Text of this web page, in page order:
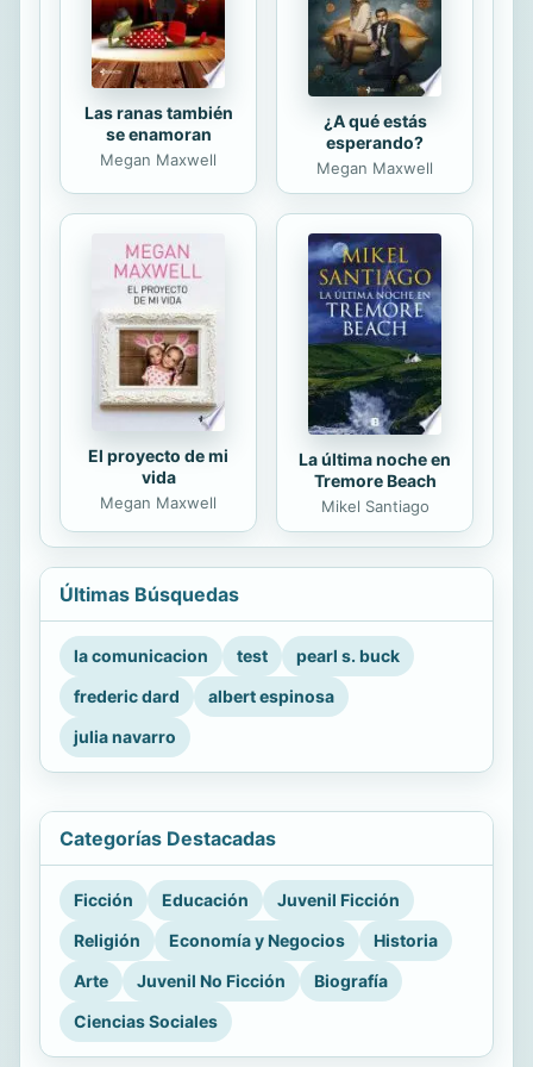
demos cuenta, que todos lo somos.
Las ranas también
se enamoran
Megan Maxwell
¿A qué estás
esperando?
Megan Maxwell
El proyecto de mi
vida
Megan Maxwell
La última noche en
Tremore Beach
Mikel Santiago
Últimas Búsquedas
la comunicacion test
pearl s. buck
frederic dard
albert espinosa
julia navarro
Categorías Destacadas
Ficción Educación
Juvenil Ficción
Religión
Economía y Negocios
Historia
Arte
Juvenil No Ficción
Biografía
Ciencias Sociales